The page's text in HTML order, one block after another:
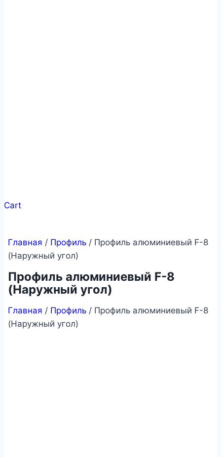
Cart
Главная / Профиль / Профиль алюминиевый F-8
(Наружный угол)
Профиль алюминиевый F-8
(Наружный угол)
Главная / Профиль / Профиль алюминиевый F-8
(Наружный угол)